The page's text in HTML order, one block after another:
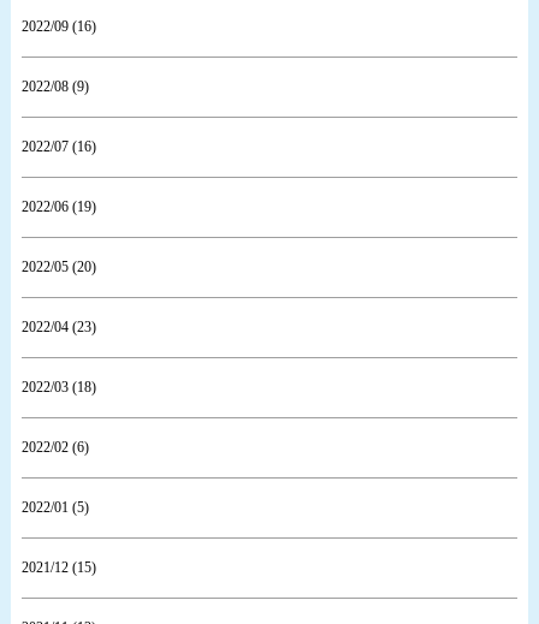
2022/09 (16)
2022/08 (9)
2022/07 (16)
2022/06 (19)
2022/05 (20)
2022/04 (23)
2022/03 (18)
2022/02 (6)
2022/01 (5)
2021/12 (15)